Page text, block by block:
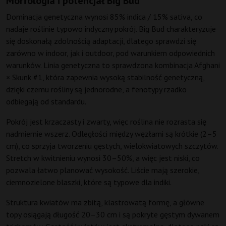
Dominacja genetyczna wynosi 85% indica / 15% sativa, co
nadaje roślinie typowo indyczny pokrój. Big Bud charakteryzuje
się doskonałą zdolnością adaptacji, dlatego sprawdzi się
zarówno w indoor, jak i outdoor, pod warunkiem odpowiednich
warunków. Linia genetyczna to sprawdzona kombinacja Afghani
× Skunk #1, która zapewnia wysoką stabilność genetyczną,
dzięki czemu rośliny są jednorodne, a fenotypy rzadko
odbiegają od standardu.
Pokrój jest krzaczasty i zwarty, więc roślina nie rozrasta się
nadmiernie wszerz. Odległości między węzłami są krótkie (2–5
cm), co sprzyja tworzeniu gęstych, wielokwiatowych szczytów.
Stretch w kwitnieniu wynosi 30–50%, a więc jest niski, co
pozwala łatwo planować wysokość. Liście mają szerokie,
ciemnozielone blaszki, które są typowe dla indiki.
Struktura kwiatów ma zbitą, klastrowatą formę, a główne
topy osiągają długość 20–30 cm i są pokryte gęstym dywanem